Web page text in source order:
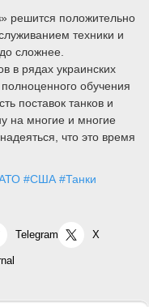
решится положительно
техники и
сложнее.
в рядах украинских
обучения
поставок танков и
на многие и многие
что это время
#США #Танки
Telegram X